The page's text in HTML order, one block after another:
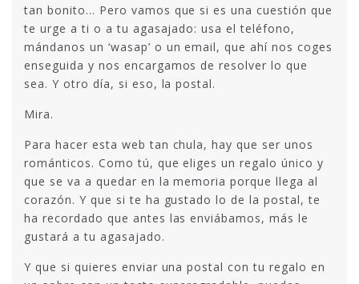
tan bonito… Pero vamos que si es una cuestión que
te urge a ti o a tu agasajado: usa el teléfono,
mándanos un ‘wasap’ o un email, que ahí nos coges
enseguida y nos encargamos de resolver lo que
sea. Y otro día, si eso, la postal.
Mira.
Para hacer esta web tan chula, hay que ser unos
románticos. Como tú, que eliges un regalo único y
que se va a quedar en la memoria porque llega al
corazón. Y que si te ha gustado lo de la postal, te
ha recordado que antes las enviábamos, más le
gustará a tu agasajado.
Y que si quieres enviar una postal con tu regalo en